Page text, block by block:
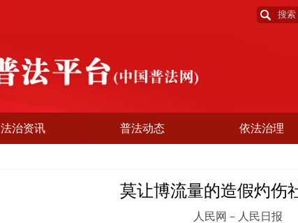
法治资讯 普法动态 依法治理
莫让博流量的造假灼伤
人民网－人民日报